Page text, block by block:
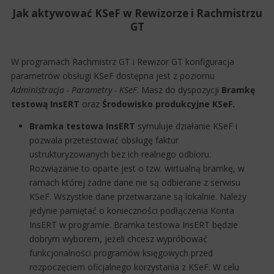
Jak aktywować KSeF w Rewizorze i Rachmistrzu
GT
W programach Rachmistrz GT i Rewizor GT konfiguracja
parametrów obsługi KSeF dostępna jest z poziomu
Administracja - Parametry - KSeF. Masz do dyspozycji Bramkę
testową InsERT oraz Środowisko produkcyjne KSeF.
Bramka testowa InsERT symuluje działanie KSeF i
pozwala przetestować obsługę faktur
ustrukturyzowanych bez ich realnego odbioru.
Rozwiązanie to oparte jest o tzw. wirtualną bramkę, w
ramach której żadne dane nie są odbierane z serwisu
KSeF. Wszystkie dane przetwarzane są lokalnie. Należy
jedynie pamiętać o konieczności podłączenia Konta
InsERT w programie. Bramka testowa InsERT będzie
dobrym wyborem, jeżeli chcesz wypróbować
funkcjonalności programów księgowych przed
rozpoczęciem oficjalnego korzystania z KSeF. W celu